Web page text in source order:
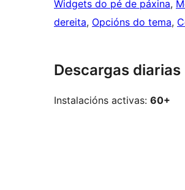
Widgets do pé de páxina,
dereita, Opcións do tema,
Descargas diarias
Instalacións activas: 60+